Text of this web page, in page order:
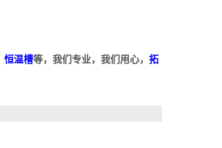
恒温槽等，我们专业，我们用心， 拓